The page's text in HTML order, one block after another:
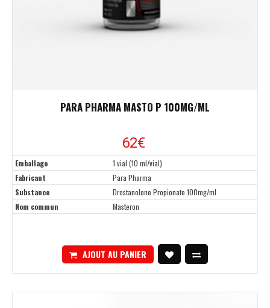
PARA PHARMA MASTO P 100MG/ML
62€
Emballage
1 vial (10 ml/vial)
Fabricant
Para Pharma
Substance
Drostanolone Propionate 100mg/ml
Nom commun
Masteron
AJOUT AU PANIER